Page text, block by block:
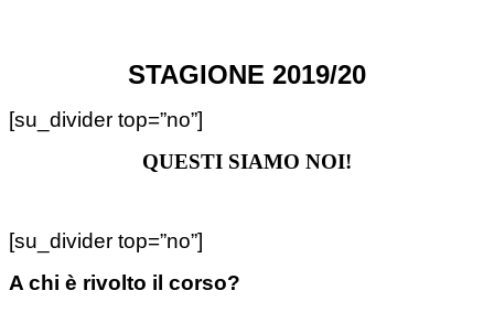
STAGIONE 2019/20
[su_divider top=”no”]
QUESTI SIAMO NOI!
[su_divider top=”no”]
A chi è rivolto il corso?